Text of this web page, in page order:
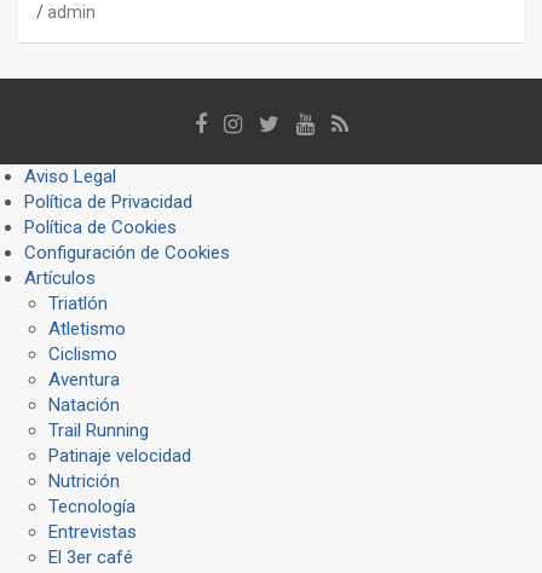
admin
Aviso Legal
Política de Privacidad
Política de Cookies
Configuración de Cookies
Artículos
Triatlón
Atletismo
Ciclismo
Aventura
Natación
Trail Running
Patinaje velocidad
Nutrición
Tecnología
Entrevistas
El 3er café